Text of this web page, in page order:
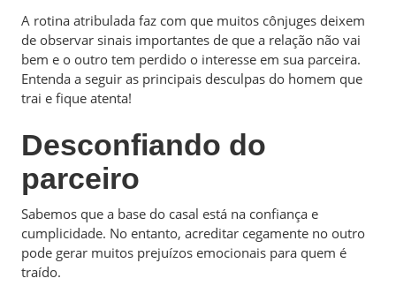
A rotina atribulada faz com que muitos cônjuges deixem
de observar sinais importantes de que a relação não vai
bem e o outro tem perdido o interesse em sua parceira.
Entenda a seguir as principais desculpas do homem que
trai e fique atenta!
Desconfiando do
parceiro
Sabemos que a base do casal está na confiança e
cumplicidade. No entanto, acreditar cegamente no outro
pode gerar muitos prejuízos emocionais para quem é
traído.